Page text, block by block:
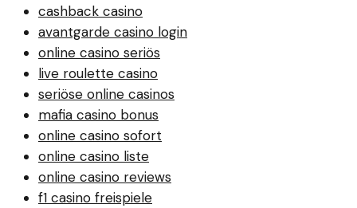
cashback casino
avantgarde casino login
online casino seriös
live roulette casino
seriöse online casinos
mafia casino bonus
online casino sofort
online casino liste
online casino reviews
f1 casino freispiele